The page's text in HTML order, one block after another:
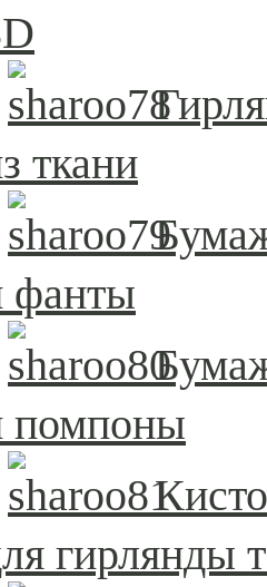
ткани
фанты
помпоны
гирлянды